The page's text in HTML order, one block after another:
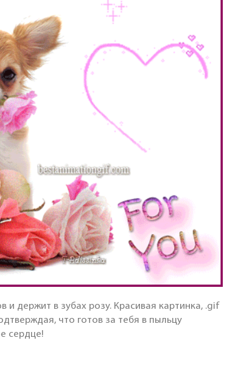
держит в зубах розу. Красивая картинка, .gif
что готов за тебя в пыльцу
сердце!